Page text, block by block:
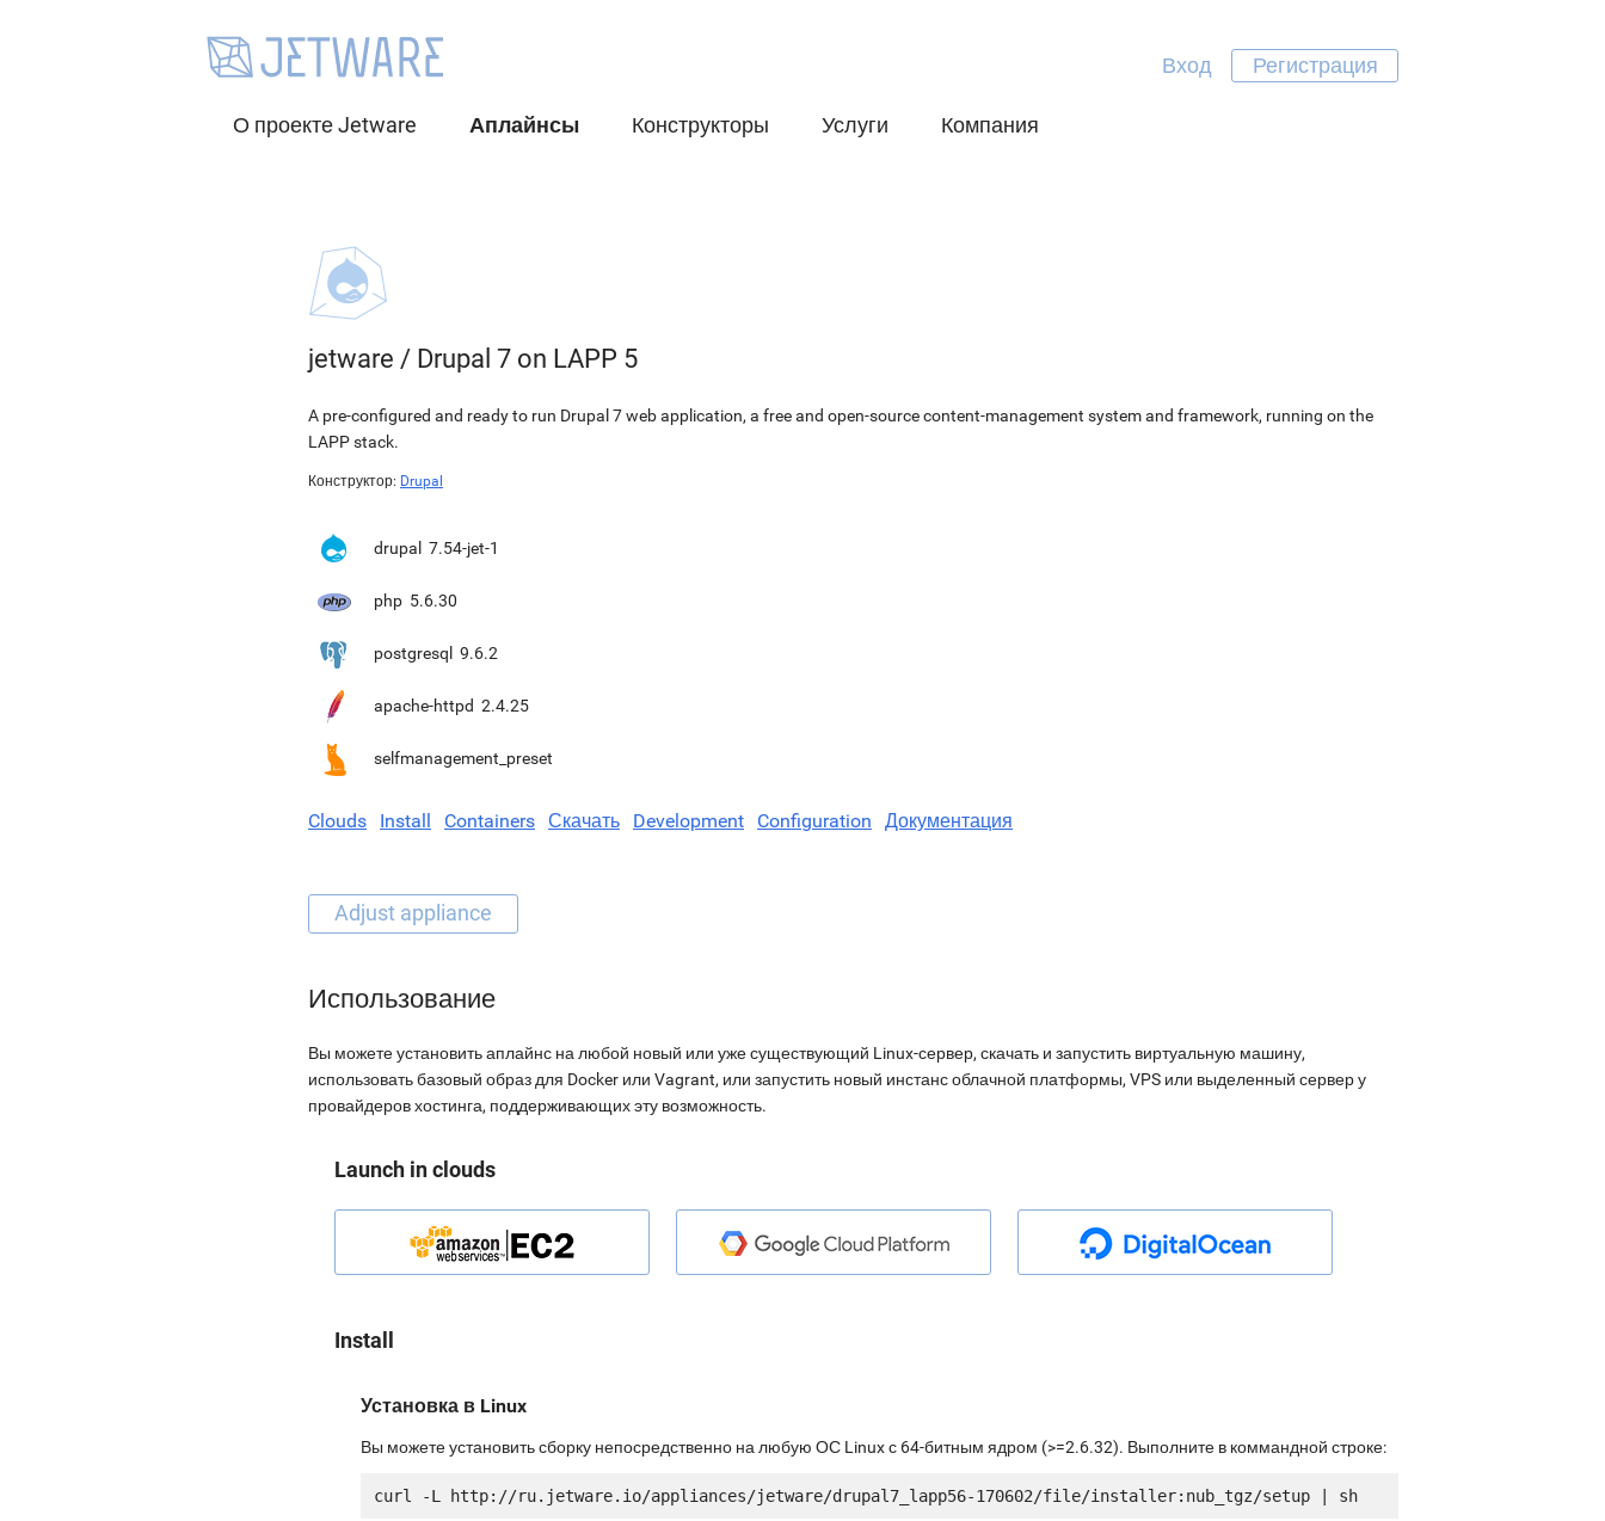
Вход Регистрация
О проекте Jetware Аплайнсы Конструкторы Услуги Компания
jetware / Drupal 7 on LAPP 5
A pre-configured and ready to run Drupal 7 web application, a free and open-source content-management system and framework, running on the
LAPP stack.
Конструктор: Drupal
drupal 7.54-jet-1
php 5.6.30
postgresql 9.6.2
apache-httpd 2.4.25
selfmanagement_preset
Clouds Install Containers Скачать Development Configuration Документация
Использование
Вы можете установить аплайнс на любой новый или уже существующий Linux-сервер, скачать и запустить виртуальную машину,
использовать базовый образ для Docker или Vagrant, или запустить новый инстанс облачной платформы, VPS или выделенный сервер у
провайдеров хостинга, поддерживающих эту возможность.
Launch in clouds
Install
Установка в Linux
Вы можете установить сборку непосредственно на любую ОС Linux с 64-битным ядром (>=2.6.32). Выполните в коммандной строке: